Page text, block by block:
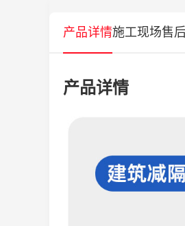
产品详情施工现场售
产品详情